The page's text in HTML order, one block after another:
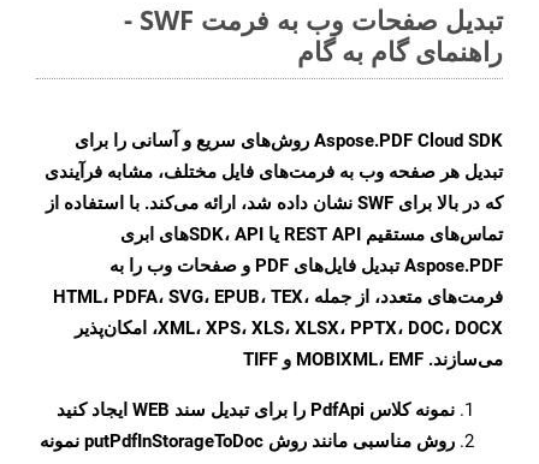
تبدیل صفحات وب به فرمت SWF -
راهنمای گام به گام
Aspose.PDF Cloud SDK روش‌های سریع و آسانی را برای
تبدیل هر صفحه وب به فرمت‌های فایل مختلف، مشابه فرآیندی
که در بالا برای SWF نشان داده شد، ارائه می‌کند. با استفاده از
تماس‌های مستقیم REST API یا SDK، API‌های ابری
Aspose.PDF تبدیل فایل‌های PDF و صفحات وب را به
فرمت‌های متعدد، از جمله HTML، PDFA، SVG، EPUB، TEX،
XML، XPS، XLS، XLSX، PPTX، DOC، DOCX، امکان‌پذیر
می‌سازند. MOBIXML، EMF و TIFF
نمونه کلاس PdfApi را برای تبدیل سند WEB ایجاد کنید
روش مناسبی مانند روش putPdfInStorageToDoc نمونه